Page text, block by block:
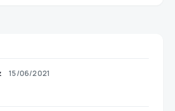
15/06/2021